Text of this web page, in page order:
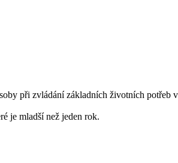
při zvládání základních životních potřeb
je mladší než jeden rok.